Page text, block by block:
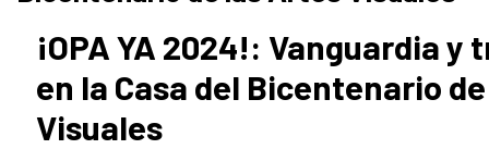
¡OPA YA 2024!: Vanguardia y
en la Casa del Bicentenario
Visuales